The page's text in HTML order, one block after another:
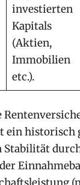
investierten
Kapitals
(Aktien,
Immobilien
etc.).
ein historisch
Stabilität